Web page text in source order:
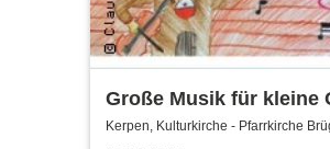
Große Musik für kleine
Kerpen, Kulturkirche - Pfarrkirche